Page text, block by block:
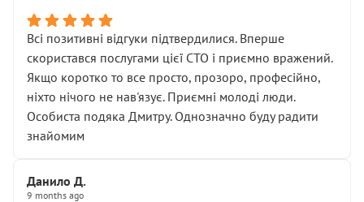
Всі позитивні відгуки підтвердилися. Вперше
скористався послугами цієї СТО і приємно вражений.
Якщо коротко то все просто, прозоро, професійно,
ніхто нічого не нав'язує. Приємні молоді люди.
Особиста подяка Дмитру. Однозначно буду радити
знайомим
Данило Д.
9 months ago